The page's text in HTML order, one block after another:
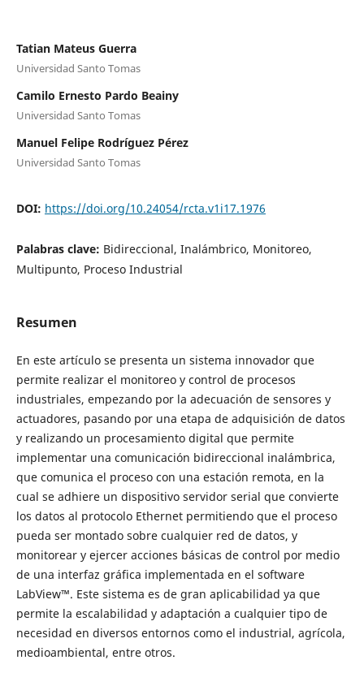
Tatian Mateus Guerra
Universidad Santo Tomas
Camilo Ernesto Pardo Beainy
Universidad Santo Tomas
Manuel Felipe Rodríguez Pérez
Universidad Santo Tomas
DOI: https://doi.org/10.24054/rcta.v1i17.1976
Palabras clave: Bidireccional, Inalámbrico, Monitoreo,
Multipunto, Proceso Industrial
Resumen
En este artículo se presenta un sistema innovador que
permite realizar el monitoreo y control de procesos
industriales, empezando por la adecuación de sensores y
actuadores, pasando por una etapa de adquisición de datos
y realizando un procesamiento digital que permite
implementar una comunicación bidireccional inalámbrica,
que comunica el proceso con una estación remota, en la
cual se adhiere un dispositivo servidor serial que convierte
los datos al protocolo Ethernet permitiendo que el proceso
pueda ser montado sobre cualquier red de datos, y
monitorear y ejercer acciones básicas de control por medio
de una interfaz gráfica implementada en el software
LabView™. Este sistema es de gran aplicabilidad ya que
permite la escalabilidad y adaptación a cualquier tipo de
necesidad en diversos entornos como el industrial, agrícola,
medioambiental, entre otros.